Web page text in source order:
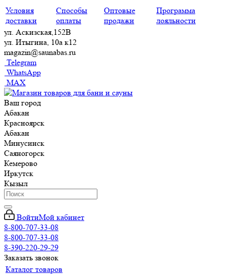
Условия
доставки
Способы
оплаты
Оптовые
продажи
Программа
лояльности
ул. Аскизская,152В
ул. Итыгина, 10а к12
magazin@saunabas.ru
Telegram
WhatsApp
MAX
Ваш город
Абакан
Красноярск
Абакан
Минусинск
Саяногорск
Кемерово
Иркутск
Кызыл
ВойтиМой кабинет
8-800-707-33-08
8-800-707-33-08
8-390-220-29-29
Заказать звонок
Каталог товаров